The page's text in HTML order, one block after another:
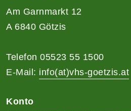
Am Garnmarkt 12
A 6840 Götzis
Telefon 05523 55 1500
E-Mail: info(at)vhs-goetzis.at
Konto